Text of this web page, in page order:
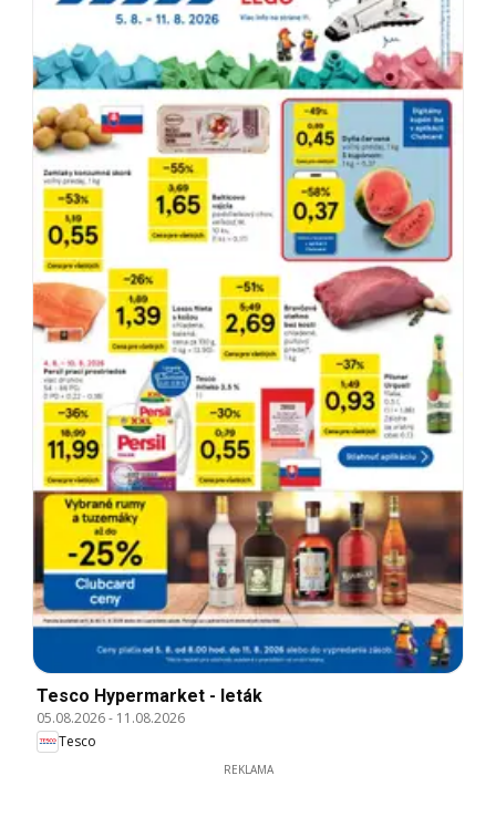
Tesco Hypermarket - leták
05.08.2026- 11.08.2026
Tesco
REKLAMA